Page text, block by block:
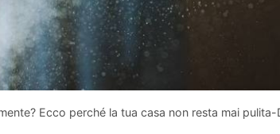
Ecco perché la tua casa non resta mai pulita-